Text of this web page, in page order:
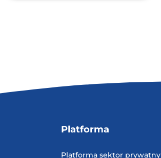
Platforma
Platforma sektor prywatny